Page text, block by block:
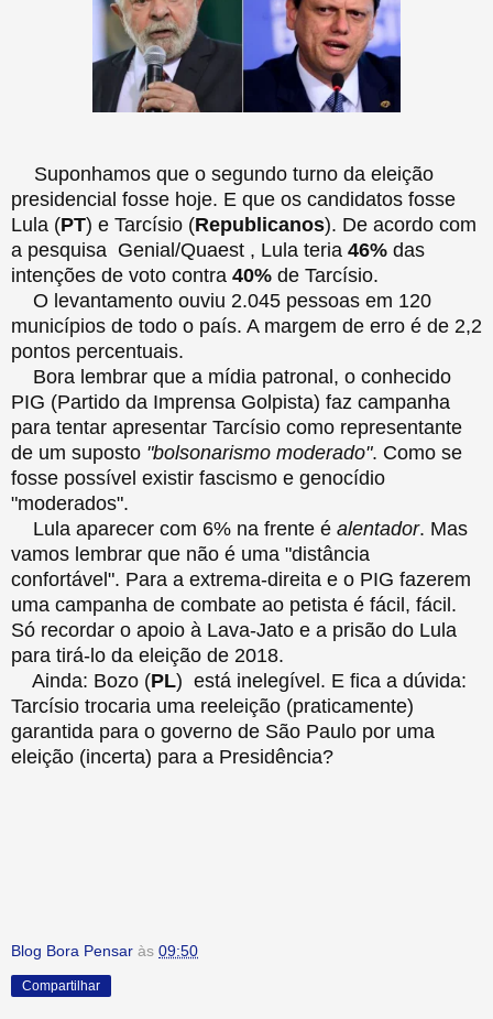
Suponhamos que o segundo turno da eleição
presidencial fosse hoje. E que os candidatos fosse
Lula (PT) e Tarcísio (Republicanos). De acordo com
a pesquisa Genial/Quaest , Lula teria 46% das
intenções de voto contra 40% de Tarcísio.
O levantamento ouviu 2.045 pessoas em 120
municípios de todo o país. A margem de erro é de 2,2
pontos percentuais.
Bora lembrar que a mídia patronal, o conhecido
PIG (Partido da Imprensa Golpista) faz campanha
para tentar apresentar Tarcísio como representante
de um suposto "bolsonarismo moderado". Como se
fosse possível existir fascismo e genocídio
"moderados".
Lula aparecer com 6% na frente é alentador. Mas
vamos lembrar que não é uma "distância
confortável". Para a extrema-direita e o PIG fazerem
uma campanha de combate ao petista é fácil, fácil.
Só recordar o apoio à Lava-Jato e a prisão do Lula
para tirá-lo da eleição de 2018.
Ainda: Bozo (PL) está inelegível. E fica a dúvida:
Tarcísio trocaria uma reeleição (praticamente)
garantida para o governo de São Paulo por uma
eleição (incerta) para a Presidência?
Blog Bora Pensar às 09:50
Compartilhar